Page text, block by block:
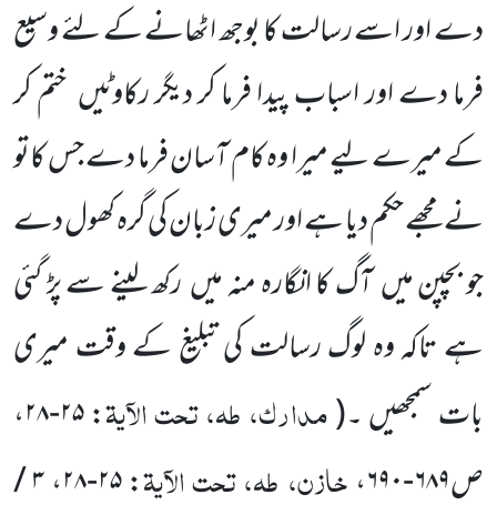
دے اور اسے رسالت کا بوجھ اٹھانے کے لئےوسیع
فرما دے اور اسباب پیدا فرما کر دیگر رکاوٹیں ختم کر
کے میرے لیے میرا وہ کام آسان فرما دے جس کاتو
نے مجھے حکم دیا ہے اور میری زبان کی گرہ کھول دے
جو بچپن میںآگ کا انگارہ منہ میںرکھ لینے سے پڑ گئی
ہے تاکہ وہ لوگ رسالت کی تبلیغ کے وقت میری
بات سمجھیں ۔(مدارک، طہ، تحت الآیۃ
: ۲۵-۲۸،
ص۶۸۹-۶۹۰،
خازن، طہ، تحت الآیۃ
: ۲۵-۲۸، ۳ /